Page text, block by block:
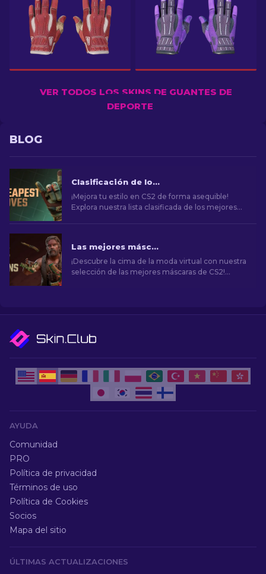
VER TODOS LOS SKINS DE GUANTES DE
DEPORTE
BLOG
Clasificación de los Mejores Guantes Económicos en CS2 [2026]
¡Mejora tu estilo en CS2 de forma asequible!
Explora nuestra lista clasificada de los mejores
Las mejores máscaras de CS2 [2026]
¡Descubre la cima de la moda virtual con nuestra
selección de las mejores máscaras de CS2!
AYUDA
Comunidad
PRO
Política de privacidad
Términos de uso
Política de Cookies
Socios
Mapa del sitio
ÚLTIMAS ACTUALIZACIONES